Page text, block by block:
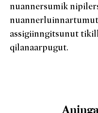
nuannersumik
assigiinngitsunut
qilanaarpugut.